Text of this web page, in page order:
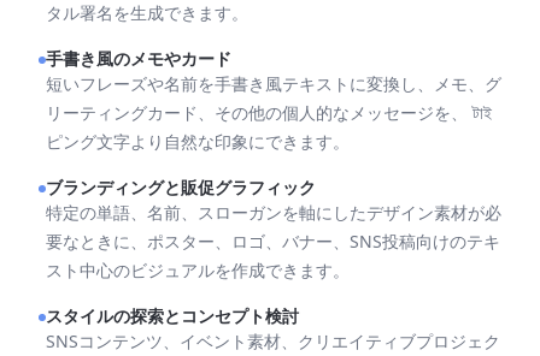
タル署名を生成できます。
手書き風のメモやカード
短いフレーズや名前を手書き風テキストに変換し、メモ、グ
リーティングカード、その他の個人的なメッセージを、 টাই
ピング文字より自然な印象にできます。
ブランディングと販促グラフィック
特定の単語、名前、スローガンを軸にしたデザイン素材が必
要なときに、ポスター、ロゴ、バナー、SNS投稿向けのテキ
スト中心のビジュアルを作成できます。
スタイルの探索とコンセプト検討
SNSコンテンツ、イベント素材、クリエイティブプロジェク